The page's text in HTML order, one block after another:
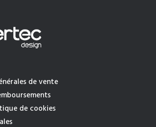
de vente
de cookies